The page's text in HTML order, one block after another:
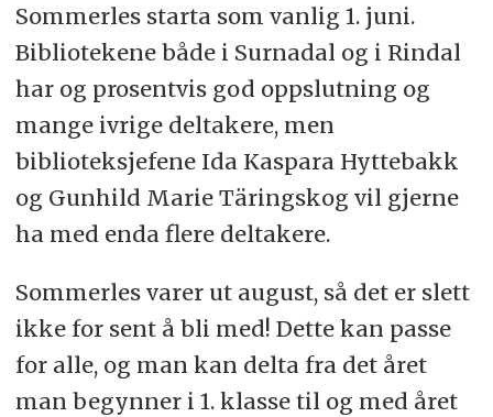
Sommerles starta som vanlig 1. juni.
Bibliotekene både i Surnadal og i Rindal
har og prosentvis god oppslutning og
mange ivrige deltakere, men
biblioteksjefene Ida Kaspara Hyttebakk
og Gunhild Marie Täringskog vil gjerne
ha med enda flere deltakere.
Sommerles varer ut august, så det er slett
ikke for sent å bli med! Dette kan passe
for alle, og man kan delta fra det året
man begynner i 1. klasse til og med året